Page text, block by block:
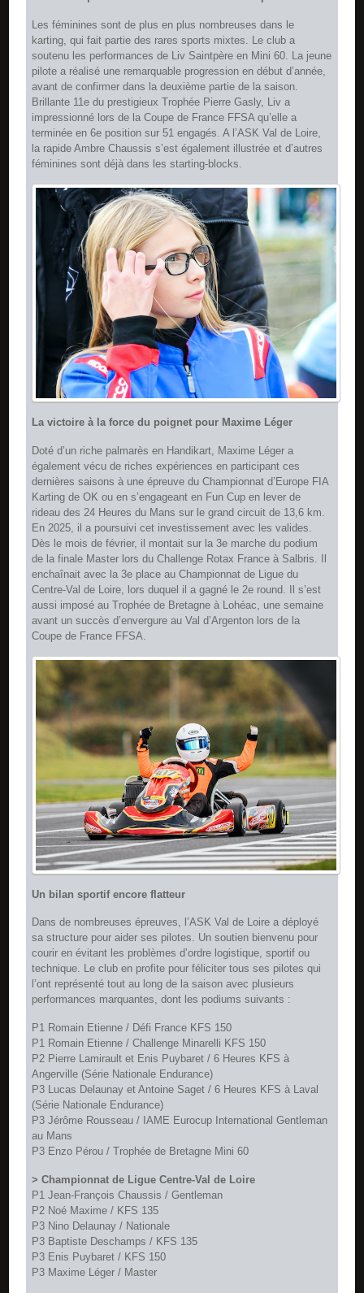
Les féminines sont de plus en plus nombreuses dans le
karting, qui fait partie des rares sports mixtes. Le club a
soutenu les performances de Liv Saintpère en Mini 60. La jeune
pilote a réalisé une remarquable progression en début d’année,
avant de confirmer dans la deuxième partie de la saison.
Brillante 11e du prestigieux Trophée Pierre Gasly, Liv a
impressionné lors de la Coupe de France FFSA qu’elle a
terminée en 6e position sur 51 engagés. A l’ASK Val de Loire,
la rapide Ambre Chaussis s’est également illustrée et d’autres
féminines sont déjà dans les starting-blocks.
La victoire à la force du poignet pour Maxime Léger
Doté d’un riche palmarès en Handikart, Maxime Léger a
également vécu de riches expériences en participant ces
dernières saisons à une épreuve du Championnat d’Europe FIA
Karting de OK ou en s’engageant en Fun Cup en lever de
rideau des 24 Heures du Mans sur le grand circuit de 13,6 km.
En 2025, il a poursuivi cet investissement avec les valides.
Dès le mois de février, il montait sur la 3e marche du podium
de la finale Master lors du Challenge Rotax France à Salbris. Il
enchaînait avec la 3e place au Championnat de Ligue du
Centre-Val de Loire, lors duquel il a gagné le 2e round. Il s’est
aussi imposé au Trophée de Bretagne à Lohéac, une semaine
avant un succès d’envergure au Val d’Argenton lors de la
Coupe de France FFSA.
Un bilan sportif encore flatteur
Dans de nombreuses épreuves, l’ASK Val de Loire a déployé
sa structure pour aider ses pilotes. Un soutien bienvenu pour
courir en évitant les problèmes d’ordre logistique, sportif ou
technique. Le club en profite pour féliciter tous ses pilotes qui
l’ont représenté tout au long de la saison avec plusieurs
performances marquantes, dont les podiums suivants :
P1 Romain Etienne / Défi France KFS 150
P1 Romain Etienne / Challenge Minarelli KFS 150
P2 Pierre Lamirault et Enis Puybaret / 6 Heures KFS à
Angerville (Série Nationale Endurance)
P3 Lucas Delaunay et Antoine Saget / 6 Heures KFS à Laval
(Série Nationale Endurance)
P3 Jérôme Rousseau / IAME Eurocup International Gentleman
au Mans
P3 Enzo Pérou / Trophée de Bretagne Mini 60
> Championnat de Ligue Centre-Val de Loire
P1 Jean-François Chaussis / Gentleman
P2 Noé Maxime / KFS 135
P3 Nino Delaunay / Nationale
P3 Baptiste Deschamps / KFS 135
P3 Enis Puybaret / KFS 150
P3 Maxime Léger / Master